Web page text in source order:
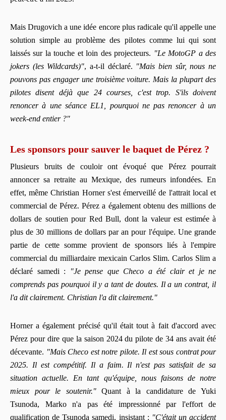
Mais Drugovich a une idée encore plus radicale qu'il appelle une
solution simple au problème des pilotes comme lui qui sont
laissés sur la touche et loin des projecteurs. "Le MotoGP a des
jokers (les Wildcards)", a-t-il déclaré. "Mais bien sûr, nous ne
pouvons pas engager une troisième voiture. Mais la plupart des
pilotes disent déjà que 24 courses, c'est trop. S'ils doivent
renoncer à une séance EL1, pourquoi ne pas renoncer à un
week-end entier ?"
Les sponsors pour sauver le baquet de Pérez ?
Plusieurs bruits de couloir ont évoqué que Pérez pourrait
annoncer sa retraite au Mexique, des rumeurs infondées. En
effet, même Christian Horner s'est émerveillé de l'attrait local et
commercial de Pérez. Pérez a également obtenu des millions de
dollars de soutien pour Red Bull, dont la valeur est estimée à
plus de 30 millions de dollars par an pour l'équipe. Une grande
partie de cette somme provient de sponsors liés à l'empire
commercial du milliardaire mexicain Carlos Slim. Carlos Slim a
déclaré samedi :
"Je pense que Checo a été clair et je ne
comprends pas pourquoi il y a tant de doutes. Il a un contrat, il
l'a dit clairement. Christian l'a dit clairement."
Horner a également précisé qu'il était tout à fait d'accord avec
Pérez pour dire que la saison 2024 du pilote de 34 ans avait été
décevante. "Mais Checo est notre pilote. Il est sous contrat pour
2025. Il est compétitif. Il a faim. Il n'est pas satisfait de sa
situation actuelle. En tant qu'équipe, nous faisons de notre
mieux pour le soutenir."Quant à la candidature de Yuki
Tsunoda, Marko n'a pas été impressionné par l'effort de
qualification de Tsunoda samedi, insistant : "C'était un accident